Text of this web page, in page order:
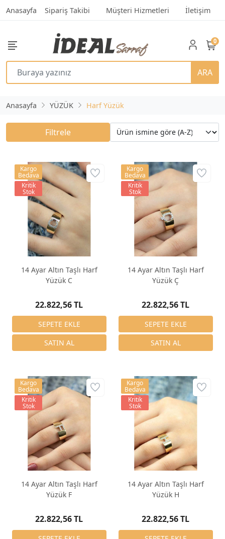
Anasayfa Sipariş Takibi Müşteri Hizmetleri İletişim
ARA
0
Anasayfa YÜZÜK Harf Yüzük
Filtrele
14 Ayar Altın Taşlı Harf
Yüzük C
22.822,56 TL
Kargo
Bedava
Kritik
Stok
14 Ayar Altın Taşlı Harf
Yüzük Ç
22.822,56 TL
Kargo
Bedava
Kritik
Stok
14 Ayar Altın Taşlı Harf
Yüzük F
22.822,56 TL
Kargo
Bedava
Kritik
Stok
14 Ayar Altın Taşlı Harf
Yüzük H
22.822,56 TL
Kargo
Bedava
Kritik
Stok